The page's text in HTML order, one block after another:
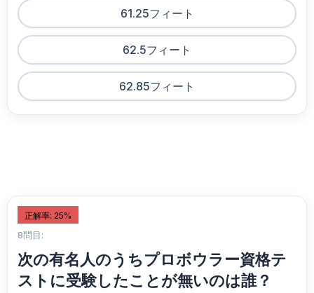
61.25フィート
62.5フィート
62.85フィート
正解率: 25%
8問目:
次の有名人のうちプロボウラー資格テ
ストに受験したことが無いのは誰？